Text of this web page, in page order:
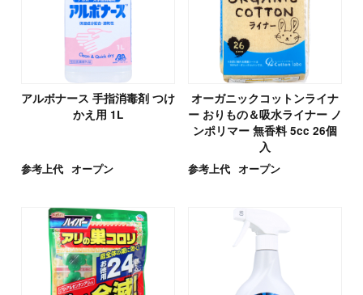
アルボナース 手指消毒剤 つけ
かえ用 1L
参考上代 オープン
オーガニックコットンライナ
ー おりもの＆吸水ライナー ノ
ンポリマー 無香料 5cc 26個
入
参考上代 オープン